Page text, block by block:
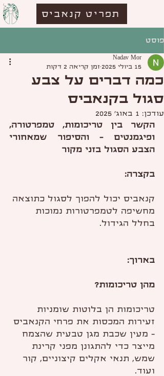
תפריט קנאביס
פוסט
כמה דברים על צבע
סגול בקנאביס
Nadav Mor
15 ביולי 2025
זמן קריאה 2 דקות
עודכן: 1 באוג׳ 2025
הצבע הסגול בזני מקור
בקצרה:
קנאביס יכול להפוך לסגול כתוצאה
מחשיפה לטמפרטורות נמוכות
בחלל הגידול.
בארוך:
מהן טריכומות?
טריכומות הן בלוטות שומניות
זעירות המכסות את פרחי הקנאביס
- מעין שכבת מגן טבעית שהצמח
מייצר כדי להתגונן מפני קרינת
שמש, תנאי אקלים קיצוניים, קור
ועוד.